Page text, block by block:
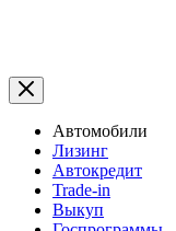
Автомобили
Лизинг
Автокредит
Trade-in
Выкуп